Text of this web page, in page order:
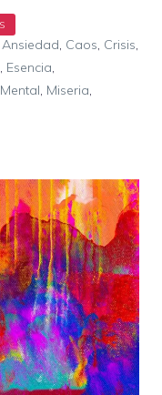
Ansiedad, Caos, Crisis,
, Esencia,
Mental, Miseria,